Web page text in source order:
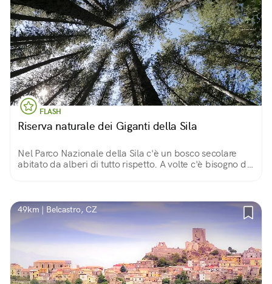
FLASH
Riserva naturale dei Giganti della Sila
Nel Parco Nazionale della Sila c'è un bosco secolare
abitato da alberi di tutto rispetto. A volte c'è bisogno di
49km | Belcastro, CZ